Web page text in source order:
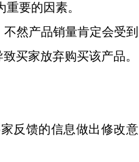
要的因素。
然产品销量肯定会受到
买家放弃购买该产品。
反馈的信息做出修改意